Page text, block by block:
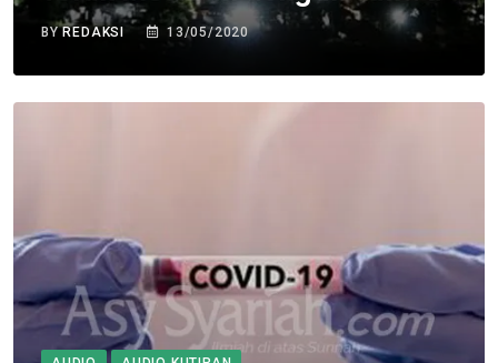
BYREDAKSI 13/05/2020